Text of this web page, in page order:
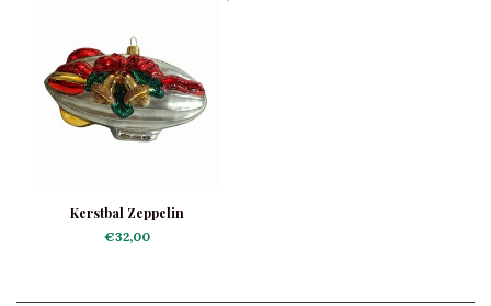
Kerstbal Zeppelin
€32,00